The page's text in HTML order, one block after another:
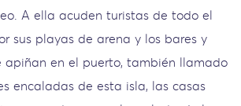
A ella acuden turistas de todo el
sus playas de arena y los bares y
apiñan en el puerto, también llamado
encaladas de esta isla, las casas